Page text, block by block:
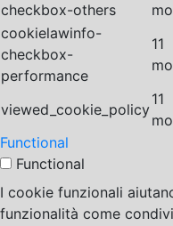
checkbox-others
cookielawinfo-
checkbox-
performance
11
viewed_cookie_policy
11
Functional
Functional
I cookie funzionali
funzionalità come